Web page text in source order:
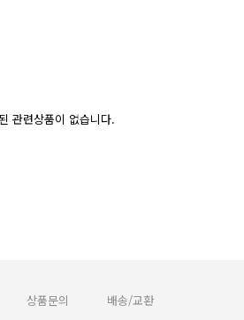
관련상품이 없습니다.
상품문의 배송/교환